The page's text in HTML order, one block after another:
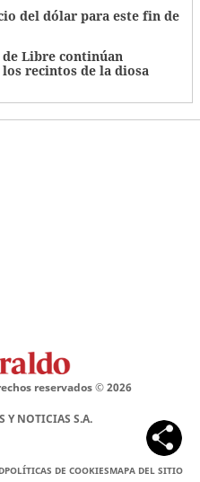
del dólar para este fin de
de Libre continúan
recintos de la diosa
reservados ©2026
Y NOTICIAS S.A.
POLÍTICAS DE COOKIESMAPA DEL SITIO